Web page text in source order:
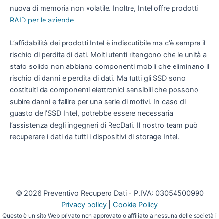
nuova di memoria non volatile. Inoltre, Intel offre prodotti
RAID per le aziende.
L’affidabilità dei prodotti Intel è indiscutibile ma c’è sempre il
rischio di perdita di dati. Molti utenti ritengono che le unità a
stato solido non abbiano componenti mobili che eliminano il
rischio di danni e perdita di dati. Ma tutti gli SSD sono
costituiti da componenti elettronici sensibili che possono
subire danni e fallire per una serie di motivi. In caso di
guasto dell’SSD Intel, potrebbe essere necessaria
l’assistenza degli ingegneri di RecDati. Il nostro team può
recuperare i dati da tutti i dispositivi di storage Intel.
© 2026 Preventivo Recupero Dati - P.IVA: 03054500990
Privacy policy
Cookie Policy
Questo è un sito Web privato non approvato o affiliato a nessuna delle società i